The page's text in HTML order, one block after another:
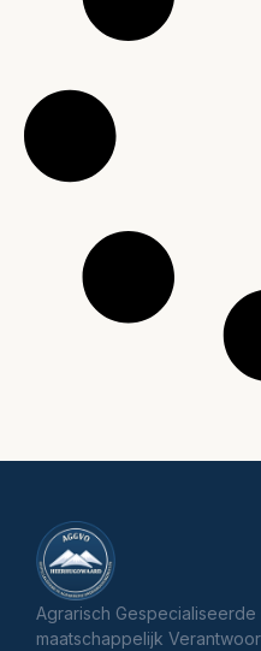
Agrarisch Gespecialiseerde
maatschappelijk